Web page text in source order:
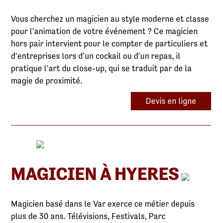
Vous cherchez un magicien au style moderne et classe
pour l'animation de votre événement ? Ce magicien
hors pair intervient pour le compter de particuliers et
d'entreprises lors d'un cockail ou d'un repas, il
pratique l'art du close-up, qui se traduit par de la
magie de proximité.
Devis en ligne
MAGICIEN À HYERES
Magicien basé dans le Var exerce ce métier depuis
plus de 30 ans. Télévisions, Festivals, Parc